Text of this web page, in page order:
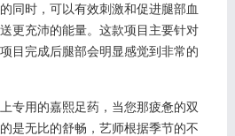
同时，可以有效刺激和促进腿部血
更充沛的能量。这款项目主要针对
目完成后腿部会明显感觉到非常的
专用的嘉熙足药，当您那疲惫的双
是无比的舒畅，艺师根据季节的不